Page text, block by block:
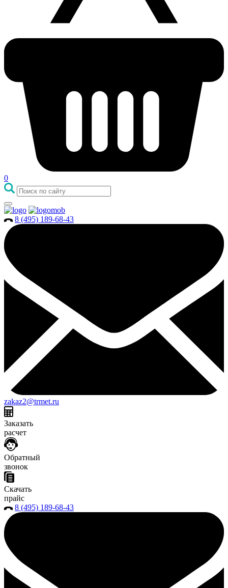
0
8 (495) 189-68-43
zakaz2@trmet.ru
Заказать
расчет
Обратный
звонок
Скачать
прайс
8 (495) 189-68-43